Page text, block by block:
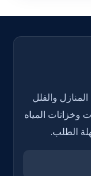
والفلل
وخزانات المياه
الطلب.